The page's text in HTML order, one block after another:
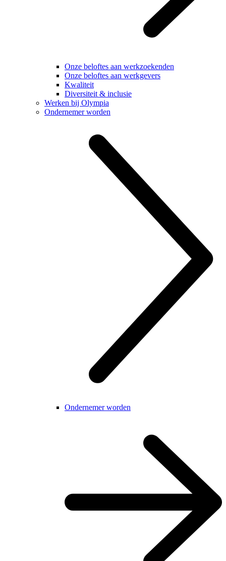
Onze beloftes aan werkzoekenden
Onze beloftes aan werkgevers
Kwaliteit
Diversiteit & inclusie
Werken bij Olympia
Ondernemer worden
Ondernemer worden